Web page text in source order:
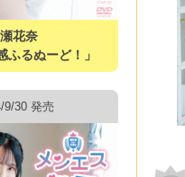
花奈
ふるぬーど！」
9/30 発売